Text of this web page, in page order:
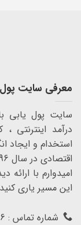
معرفی سایت
سایت پول
درآمد
استخدام و ایجاد
اقتصادی در سال 1396 راه اندازی شد.
امیدوارم با ارائه
این مسیر یاری
شماره تماس : 09308804626